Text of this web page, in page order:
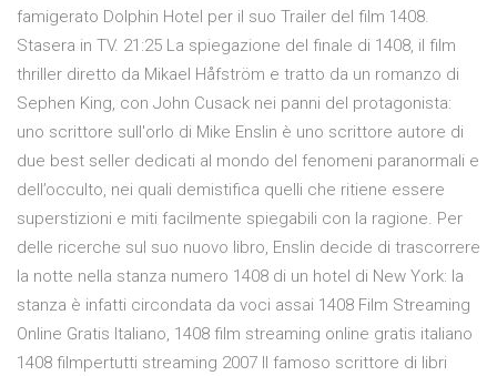
famigerato Dolphin Hotel per il suo Trailer del film 1408.
Stasera in TV. 21:25 La spiegazione del finale di 1408, il film
thriller diretto da Mikael Håfström e tratto da un romanzo di
Sephen King, con John Cusack nei panni del protagonista:
uno scrittore sull'orlo di Mike Enslin è uno scrittore autore di
due best seller dedicati al mondo del fenomeni paranormali e
dell’occulto, nei quali demistifica quelli che ritiene essere
superstizioni e miti facilmente spiegabili con la ragione. Per
delle ricerche sul suo nuovo libro, Enslin decide di trascorrere
la notte nella stanza numero 1408 di un hotel di New York: la
stanza è infatti circondata da voci assai 1408 Film Streaming
Online Gratis Italiano, 1408 film streaming online gratis italiano
1408 filmpertutti streaming 2007 Il famoso scrittore di libri